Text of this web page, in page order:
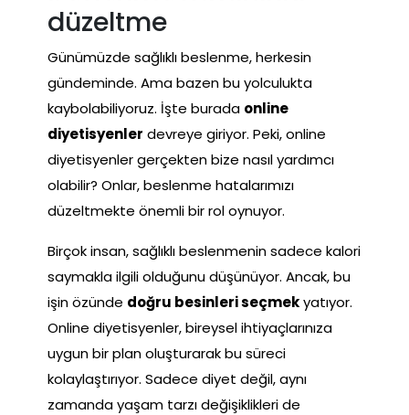
düzeltme
Günümüzde sağlıklı beslenme, herkesin
gündeminde. Ama bazen bu yolculukta
kaybolabiliyoruz. İşte burada online
diyetisyenler devreye giriyor. Peki, online
diyetisyenler gerçekten bize nasıl yardımcı
olabilir? Onlar, beslenme hatalarımızı
düzeltmekte önemli bir rol oynuyor.
Birçok insan, sağlıklı beslenmenin sadece kalori
saymakla ilgili olduğunu düşünüyor. Ancak, bu
işin özünde doğru besinleri seçmekyatıyor.
Online diyetisyenler, bireysel ihtiyaçlarınıza
uygun bir plan oluşturarak bu süreci
kolaylaştırıyor. Sadece diyet değil, aynı
zamanda yaşam tarzı değişiklikleri de